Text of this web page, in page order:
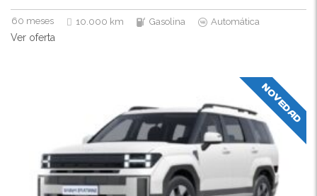
60 meses 10.000 km Gasolina Automática
Ver oferta
NOVEDAD